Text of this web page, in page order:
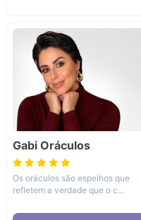
Gabi Oráculos
Os oráculos são espelhos que
refletem a verdade que o c...